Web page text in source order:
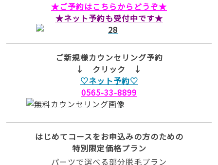
★ご予約はこちらからどうぞ★
★ネット予約も受付中です★
ご新規様カウンセリング予約
↓ クリック ↓
♡ネット予約♡
0565-33-8899
はじめてコースをお申込みの方のための
特別限定価格プラン
パーツで選べる部分脱毛プラン